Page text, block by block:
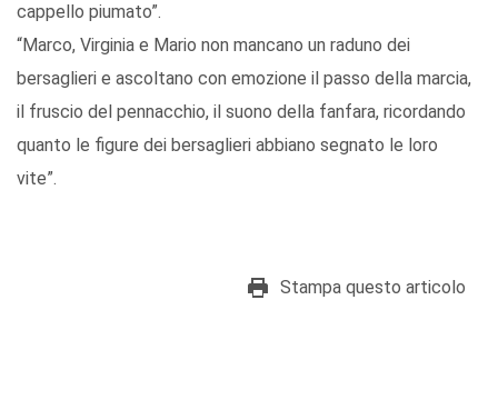
cappello piumato”.
“Marco, Virginia e Mario non mancano un raduno dei
bersaglieri e ascoltano con emozione il passo della marcia,
il fruscio del pennacchio, il suono della fanfara, ricordando
quanto le figure dei bersaglieri abbiano segnato le loro
vite”.
Stampa questo articolo